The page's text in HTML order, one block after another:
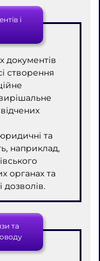
і
документів
створення
та
наприклад,
органах та
дозволів.
та